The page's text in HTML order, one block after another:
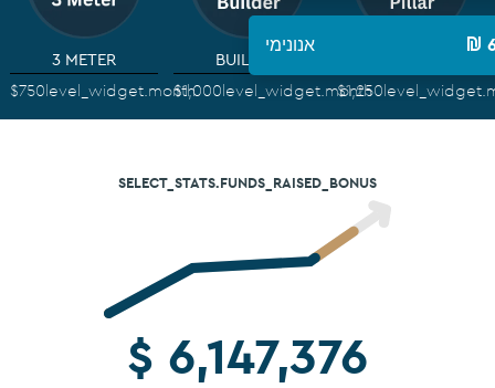
אנונימי
3 METER
$750level_widget.month
BUILDER
$1,000level_widget.month
$1,250
SELECT_STATS.FUNDS_RAISED_BONUS
$ 6,147,376